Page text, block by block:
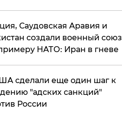
Саудовская Аравия и
создали военный союз
НАТО: Иран в гневе
сделали еще один шаг к
"адских санкций"
России